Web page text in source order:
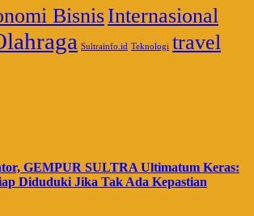
BisnisInternasional
Sultrainfo.id Teknologi travel
GEMPUR SULTRA Ultimatum Keras:
Diduduki Jika Tak Ada Kepastian